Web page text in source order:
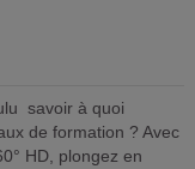
savoir à quoi
de formation ? Avec
HD, plongez en